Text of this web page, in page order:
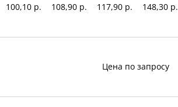
100,10 р. 108,90 р. 117,90 р. 148,30 р.
Цена по запросу